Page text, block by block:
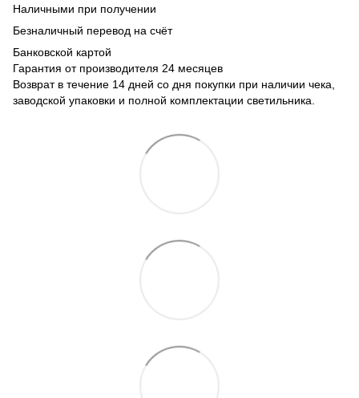
Наличными при получении
Безналичный перевод на счёт
Банковской картой
Гарантия от производителя 24 месяцев
Возврат в течение 14 дней со дня покупки при наличии чека,
заводской упаковки и полной комплектации светильника.